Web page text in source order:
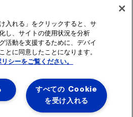
入れる」をクリックすると、サ
し、サイトの使用状況を分析
活動を支援するために、デバイ
とに同意したことになります。
シーをご覧ください。
すべての Cookie
を受け入れる